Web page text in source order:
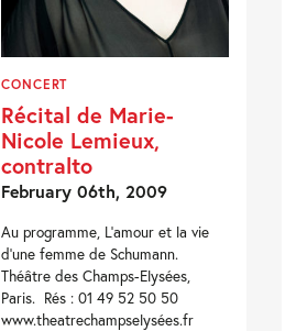
CONCERT
Récital de Marie-
Nicole Lemieux,
contralto
February 06th, 2009
Au programme, L’amour et la vie
d’une femme de Schumann.
Théâtre des Champs-Elysées,
Paris. Rés : 01 49 52 50 50
www.theatrechampselysées.fr